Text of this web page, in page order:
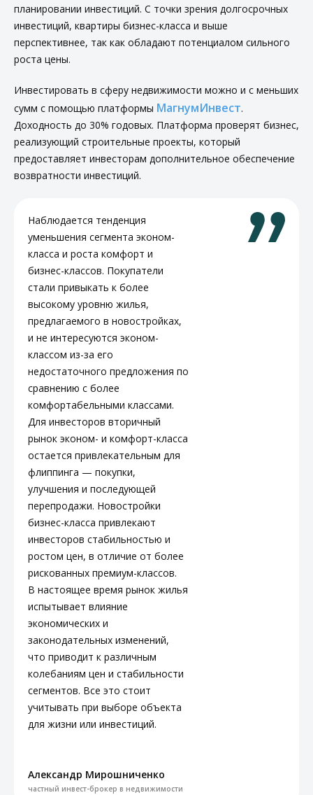
планировании инвестиций. С точки зрения долгосрочных
инвестиций, квартиры бизнес-класса и выше
перспективнее, так как обладают потенциалом сильного
роста цены.
Инвестировать в сферу недвижимости можно и с меньших
сумм с помощью платформы МагнумИнвест.
Доходность до 30% годовых. Платформа проверят бизнес,
реализующий строительные проекты, который
предоставляет инвесторам дополнительное обеспечение
возвратности инвестиций.
Наблюдается тенденция
уменьшения сегмента эконом-
класса и роста комфорт и
бизнес-классов. Покупатели
стали привыкать к более
высокому уровню жилья,
предлагаемого в новостройках,
и не интересуются эконом-
классом из-за его
недостаточного предложения по
сравнению с более
комфортабельными классами.
Для инвесторов вторичный
рынок эконом- и комфорт-класса
остается привлекательным для
флиппинга — покупки,
улучшения и последующей
перепродажи. Новостройки
бизнес-класса привлекают
инвесторов стабильностью и
ростом цен, в отличие от более
рискованных премиум-классов.
В настоящее время рынок жилья
испытывает влияние
экономических и
законодательных изменений,
что приводит к различным
колебаниям цен и стабильности
сегментов. Все это стоит
учитывать при выборе объекта
для жизни или инвестиций.
Александр Мирошниченко
частный инвест-брокер в недвижимости